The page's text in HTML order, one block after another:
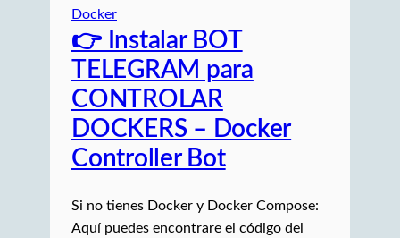
Docker
👉 Instalar BOT
TELEGRAM para
CONTROLAR
DOCKERS – Docker
Controller Bot
Si no tienes Docker y Docker Compose:
Aquí puedes encontrare el código del